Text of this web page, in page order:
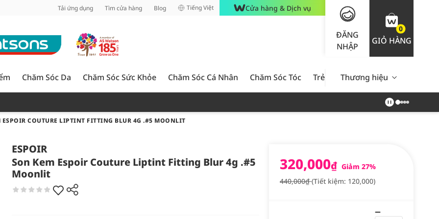
Tải ứng dụng Tìm cửa hàng Blog Tiếng Việt Cửa hàng & Dịch vụ
ĐĂNG
NHẬP
0
GIỎ HÀNG
Chăm Sóc Da Chăm Sóc Sức Khỏe Chăm Sóc Cá Nhân Chăm Sóc Tóc Trẻ Em Nam Giới Chăm Sóc
Thương hiệu
ESPOIR COUTURE LIPTINT FITTING BLUR 4G .#5 MOONLIT
ESPOIR
Son Kem Espoir Couture Liptint Fitting Blur 4g .#5
Moonlit
320,000₫ Giảm 27%
440,000₫(Tiết kiệm: 120,000)